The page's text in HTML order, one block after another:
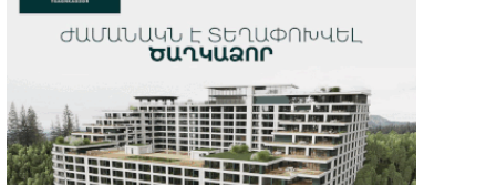
22:41:05 3-08-2026
стартапами на Seaside Startup
Summit
10:12:55 3-08-2026